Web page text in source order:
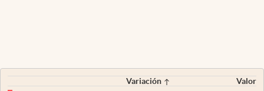
Variación
Valor